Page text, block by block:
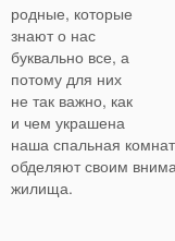
родные, которые
знают о нас
буквально все, а
потому для них
не так важно, как
и чем украшена
наша спальная
обделяют своим
жилища.